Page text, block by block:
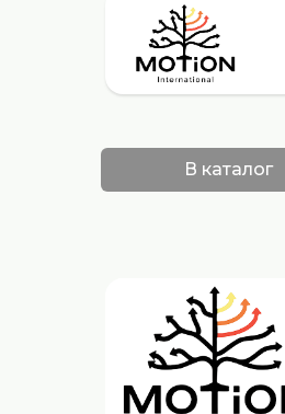
В каталог